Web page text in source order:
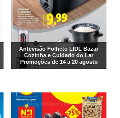
Antevisão Folheto LIDL Bazar
Cozinha e Cuidado do Lar
Promoções de 14 a 20 agosto